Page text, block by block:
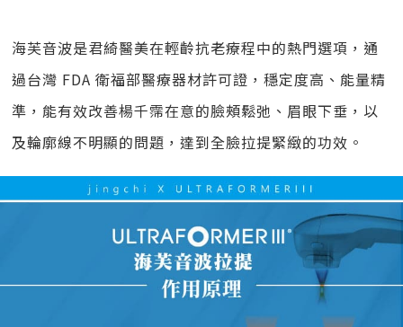
海芙音波是君綺醫美在輕齡抗老療程中的熱門選項，通
過台灣 FDA 衛福部醫療器材許可證，穩定度高、能量精
準，能有效改善楊千霈在意的臉頰鬆弛、眉眼下垂，以
及輪廓線不明顯的問題，達到全臉拉提緊緻的功效。